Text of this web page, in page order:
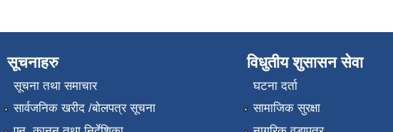
सूचनाहरु
सूचना तथा समाचार
सार्वजनिक खरीद /बोलपत्र सूचना
विधुतीय शुसासन सेवा
घटना दर्ता
सामाजिक सुरक्षा